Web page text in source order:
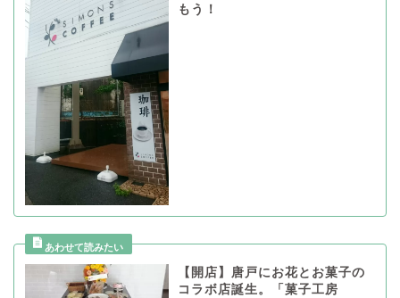
もう！
【開店】唐戸にお花とお菓子の
コラボ店誕生。「菓子工房